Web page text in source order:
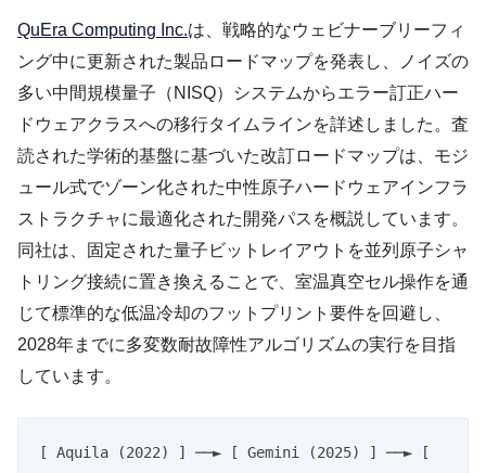
QuEra Computing Inc.は、戦略的なウェビナーブリーフィ
ング中に更新された製品ロードマップを発表し、ノイズの
多い中間規模量子（NISQ）システムからエラー訂正ハー
ドウェアクラスへの移行タイムラインを詳述しました。査
読された学術的基盤に基づいた改訂ロードマップは、モジ
ュール式でゾーン化された中性原子ハードウェアインフラ
ストラクチャに最適化された開発パスを概説しています。
同社は、固定された量子ビットレイアウトを並列原子シャ
トリング接続に置き換えることで、室温真空セル操作を通
じて標準的な低温冷却のフットプリント要件を回避し、
2028年までに多変数耐故障性アルゴリズムの実行を目指
しています。
[ Aquila (2022) ] ──► [ Gemini (2025) ] ──► [